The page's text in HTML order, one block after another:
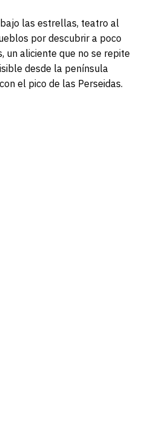
las estrellas, teatro al
por descubrir a poco
un aliciente que no se repite
desde la península
el pico de las Perseidas.